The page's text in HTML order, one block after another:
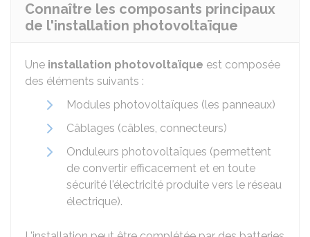
Connaître les composants principaux
de l'installation photovoltaïque
Une installation photovoltaïque est composée
des éléments suivants :
Modules photovoltaïques (les panneaux)
Câblages (câbles, connecteurs)
Onduleurs photovoltaïques (permettent
de convertir efficacement et en toute
sécurité l'électricité produite vers le réseau
électrique).